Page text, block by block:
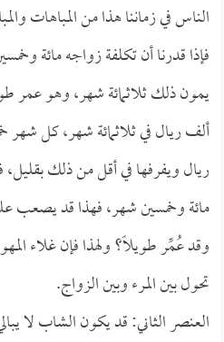
الناس في زماننا هذا من المباهات
فإذا قدرنا أن تكلفة زواجه مائة
يمون ذلك ثلاثمائة شهر، وهو عمر
ألف ريال في ثلاثمائة شهر، كل شهر
ريال ويفرفها في أقل من ذلك
مائة وخمسين شهر، فهذا قد يصعب
وقد عُمِّر طويلاً؟ ولهذا فإن غلاء
تحول بين المرء وبين الزواج.
العنصر الثاني: قد يكون الشاب لا